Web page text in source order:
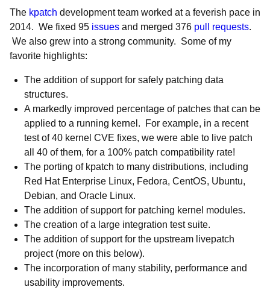
The kpatch development team worked at a feverish pace in
2014. We fixed 95 issues and merged 376 pull requests.
We also grew into a strong community. Some of my
favorite highlights:
The addition of support for safely patching data
structures.
A markedly improved percentage of patches that can be
applied to a running kernel. For example, in a recent
test of 40 kernel CVE fixes, we were able to live patch
all 40 of them, for a 100% patch compatibility rate!
The porting of kpatch to many distributions, including
Red Hat Enterprise Linux, Fedora, CentOS, Ubuntu,
Debian, and Oracle Linux.
The addition of support for patching kernel modules.
The creation of a large integration test suite.
The addition of support for the upstream livepatch
project (more on this below).
The incorporation of many stability, performance and
usability improvements.